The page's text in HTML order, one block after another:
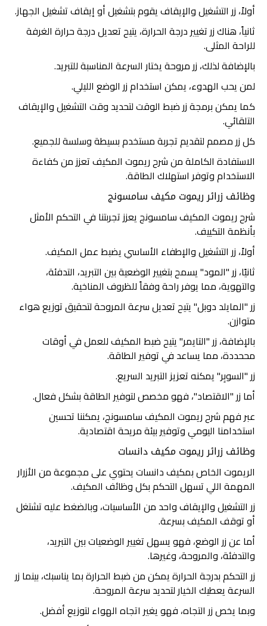
أولاً، زر التشغيل والإيقاف يقوم بتشغيل أو إيقاف تشغيل الجهاز.
ثانياً، هناك زر تغيير درجة الحرارة، يتيح تعديل درجة حرارة الغرفة
للراحة المثلى.
بالإضافة لذلك، زر مروحة يختار السرعة المناسبة للتبريد.
لمن يحب الهدوء، يمكن استخدام زر الوضع الليلي.
كما يمكن برمجة زر ضبط الوقت لتحديد وقت التشغيل والإيقاف
التلقائي.
كل زر مصمم لتقديم تجربة مستخدم بسيطة وسلسة للجميع.
الاستفادة الكاملة من شرح ريموت المكيف تعزز من كفاءة
الاستخدام وتوفر استهلاك الطاقة.
وظائف زرائر ريموت مكيف سامسونج
شرح ريموت المكيف سامسونج يعزز تجربتنا في التحكم الأمثل
بأنظمة التكييف.
أولاً، زر التشغيل والإطفاء الأساسي يضبط عمل المكيف.
ثانيًا، زر "المود" يسمح بتغيير الوضعية بين التبريد، التدفئة،
والتهوية، مما يوفر راحة وفقاً للظروف المناخية.
زر "المايلد دوبل" يتيح تعديل سرعة المروحة لتحقيق توزيع هواء
متوازن.
بالإضافة، زر "التايمر" يتيح ضبط المكيف للعمل في أوقات
مححددة، مما يساعد في توفير الطاقة.
زر "السوبِر" يمكنه تعزيز التبريد السريع.
أما زر "الاقتصاد"، فهو مخصص لتوفير الطاقة بشكل فعال.
عبر فهم شرح ريموت المكيف سامسونج، يمكننا تحسين
استخدامنا اليومي وتوفير بيئة مريحة اقتصادية.
وظائف زرائر ريموت مكيف دانسات
الريموت الخاص بمكيف دانسات يحتوي على مجموعة من الأزرار
المهمة اللي تسهل التحكم بكل وظائف المكيف.
زر التشغيل والإيقاف واحد من الأساسيات، وبالضغط عليه تشتغل
أو توقف المكيف بسرعة.
أما عن زر الوضع، فهو يسهل تغيير الوضعيات بين التبريد،
والتدفئة، والمروحة، وغيرها.
زر التحكم بدرجة الحرارة يمكن من ضبط الحرارة بما يناسبك، بينما زر
السرعة يعطيك الخيار لتحديد سرعة المروحة.
وبما يخص زر التجاه، فهو يغير اتجاه الهواء لتوزيع أفضل.